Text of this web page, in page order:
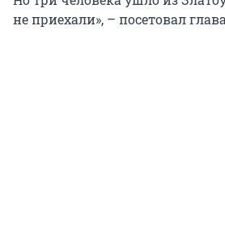
не приехали», – посетовал